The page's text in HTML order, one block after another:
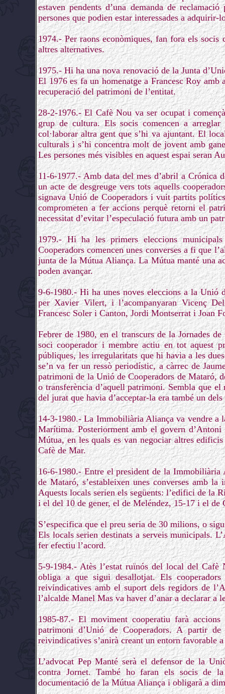
estaven pendents d’una demanda de
persones que podien estar interessades a adquirir-
1974.- Per raons econòmiques, fan fora els socis
altres alternatives.
1975.- Hi ha una nova renovació de la Junta
El 1976 es fa un homenatge a Francesc Roy
recuperació del patrimoni de l’entitat.
28-2-1976.- El Cafè Nou va ser ocupat i
grup de cultura. Els socis comencen a
col·laborar altra gent que s’hi va ajuntant. El
culturals i s’hi concentra molt de jovent amb
Les persones més visibles en aquest espai seran
11-6-1977.- Amb data del mes d’abril a
un acte de desgreuge vers tots aquells
signava Unió de Cooperadors i vuit partits
comprometen a fer accions perquè retorni el
necessitat d’evitar l’especulació futura amb un
1979.- Hi ha les primers eleccions
Cooperadors comencen unes converses a fi que
junta de la Mútua Aliança. La Mútua manté una
poden avançar.
9-6-1980.- Hi ha unes noves eleccions a la Unió
per Xavier Vilert, i l’acompanyaran Vicenç
Francesc Soler i Canton, Jordi Montserrat i Joan
Febrer de 1980, en el transcurs de la Jornades
soci cooperador i membre actiu en tot aquest
públiques, les irregularitats que hi havia a les
se’n va fer un ressò periodístic, a càrrec de
patrimoni de la Unió de Cooperadors de Mataró,
o transferència d’aquell patrimoni. Sembla que
del jurat que havia d’acceptar-la era també un
14-3-1980.- La Immobiliària Aliança va vendre a
Marítima. Posteriorment amb el govern
Mútua, en les quals es van negociar altres
Cafè de Mar.
16-6-1980.- Entre el president de la
de Mataró, s’estableixen unes converses amb
Aquests locals serien els següents: l’edifici de
i el del 10 de gener, el de Meléndez, 15-17 i el de
S’especifica que el preu seria de 30 milions, o
Els locals serien destinats a serveis municipals.
fer efectiu l’acord.
5-9-1984.- Atès l’estat ruïnós del local del
obliga a que sigui desallotjat. Els
reivindicatives amb el suport dels regidors de
l’alcalde Manel Mas va haver d’anar a declarar a
1985-87.- El moviment cooperatiu farà
patrimoni d’Unió de Cooperadors. A partir
reivindicatives s’anirà creant un entorn favorable
L’advocat Pep Manté serà el defensor de la
contra Jornet. També ho faran els socis de
documentació de la Mútua Aliança i obligarà a